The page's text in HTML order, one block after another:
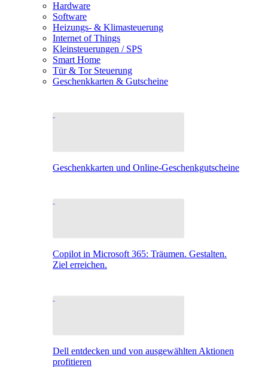
Hardware
Software
Heizungs- & Klimasteuerung
Internet of Things
Kleinsteuerungen / SPS
Smart Home
Tür & Tor Steuerung
Geschenkkarten & Gutscheine
Geschenkkarten und Online-Geschenkgutscheine
Copilot in Microsoft 365: Träumen. Gestalten.
Ziel erreichen.
Dell entdecken und von ausgewählten Aktionen
profitieren